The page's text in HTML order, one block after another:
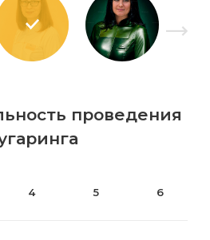
проведения
4 5 6